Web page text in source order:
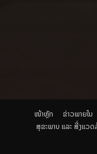
ໜ້າຫຼັກ ຂ່າວພາຍ​ໃນ
ສຸຂະພາບ ແລະ ສີ່ງແວ